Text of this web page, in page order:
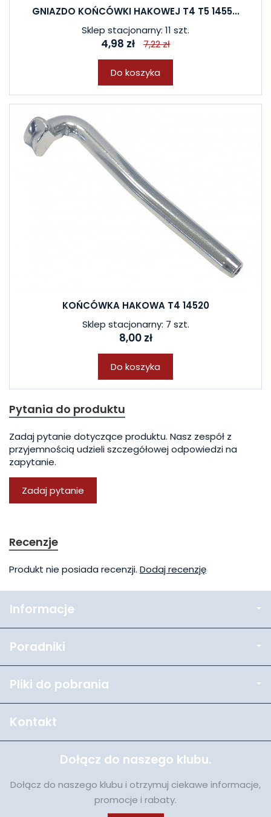
GNIAZDO KOŃCÓWKI HAKOWEJ T4 T5 1455...
Sklep stacjonarny: 11 szt.
4,98 zł 7,22 zł
Do koszyka
KOŃCÓWKA HAKOWA T4 14520
Sklep stacjonarny: 7 szt.
8,00 zł
Do koszyka
Pytania do produktu
Zadaj pytanie dotyczące produktu. Nasz zespół z
przyjemnością udzieli szczegółowej odpowiedzi na
zapytanie.
Zadaj pytanie
Recenzje
Produkt nie posiada recenzji. Dodaj recenzję
Informacje
Poradniki
Pliki do pobrania
Kontakt
Dołącz do naszego klubu.
Dołącz do naszego klubu i otrzymuj ciekawe informacje,
promocje i rabaty.